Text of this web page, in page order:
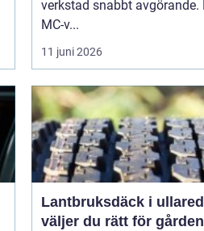
verkstad snabbt avgörande.
MC-v...
11 juni 2026
Lantbruksdäck i ullared
väljer du rätt för